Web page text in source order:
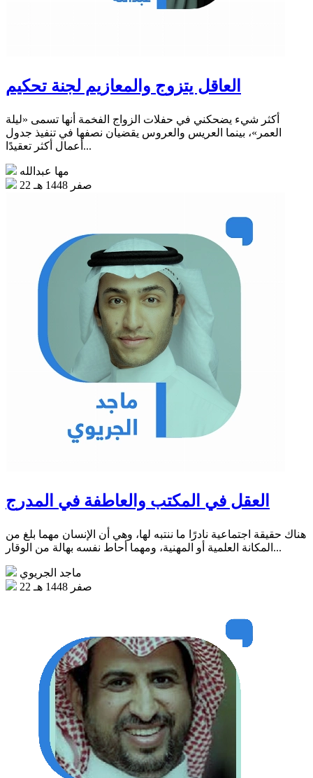
العاقل يتزوج والمعازيم لجنة تحكيم
أكثر شيء يضحكني في حفلات الزواج الفخمة أنها تسمى «ليلة
العمر»، بينما العريس والعروس يقضيان نصفها في تنفيذ جدول
أعمال أكثر تعقيدًا...
مها عبدالله
22 صفر 1448 هـ
العقل في المكتب والعاطفة في المدرج
هناك حقيقة اجتماعية نادرًا ما ننتبه لها، وهي أن الإنسان مهما بلغ من
المكانة العلمية أو المهنية، ومهما أحاط نفسه بهالة من الوقار...
ماجد الجريوي
22 صفر 1448 هـ